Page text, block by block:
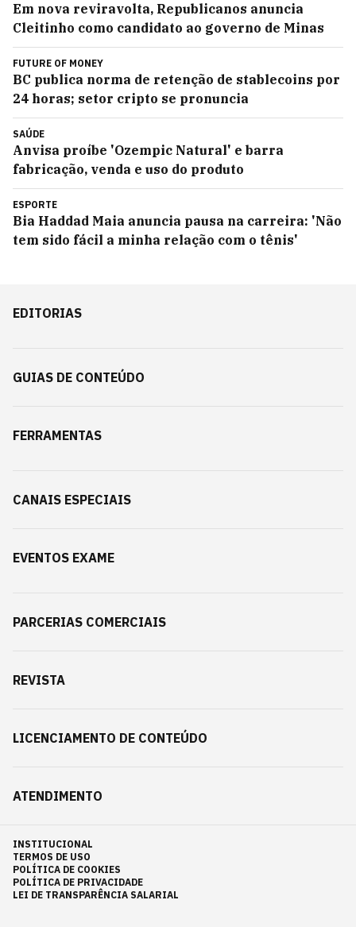
Em nova reviravolta, Republicanos anuncia
Cleitinho como candidato ao governo de Minas
FUTURE OF MONEY
BC publica norma de retenção de stablecoins por
24 horas; setor cripto se pronuncia
SAÚDE
Anvisa proíbe 'Ozempic Natural' e barra
fabricação, venda e uso do produto
ESPORTE
Bia Haddad Maia anuncia pausa na carreira: 'Não
tem sido fácil a minha relação com o tênis'
EDITORIAS
GUIAS DE CONTEÚDO
FERRAMENTAS
CANAIS ESPECIAIS
EVENTOS EXAME
PARCERIAS COMERCIAIS
REVISTA
LICENCIAMENTO DE CONTEÚDO
ATENDIMENTO
INSTITUCIONAL
TERMOS DE USO
POLÍTICA DE COOKIES
POLÍTICA DE PRIVACIDADE
LEI DE TRANSPARÊNCIA SALARIAL